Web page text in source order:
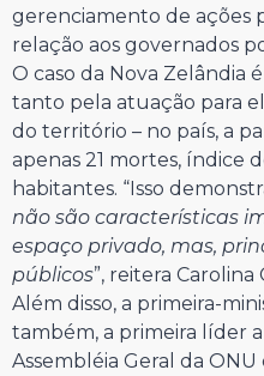
gerenciamento de ações
relação aos governados
O caso da Nova Zelândia
tanto pela atuação para
do território – no país, a
apenas 21 mortes, índice
habitantes. “Isso
não são características
espaço privado, mas,
públicos”, reitera Carolina
Além disso, a primeira-
também, a primeira líder
Assembléia Geral da